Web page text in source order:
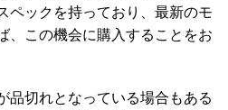
ペックを持っており、最新のモ
、この機会に購入することをお
品切れとなっている場合もある